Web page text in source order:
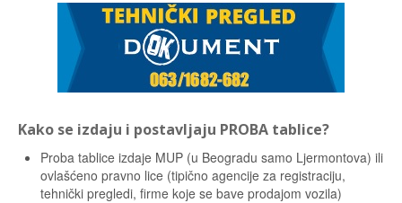
Kako se izdaju i postavljaju PROBA tablice?
Proba tablice izdaje MUP (u Beogradu samo Ljermontova) ili
ovlašćeno pravno lice (tipično agencije za registraciju,
tehnički pregledi, firme koje se bave prodajom vozila)